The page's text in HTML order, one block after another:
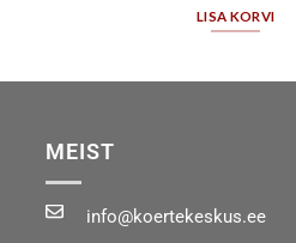
LISA KORVI
MEIST
info@koertekeskus.ee